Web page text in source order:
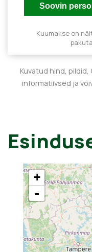
Kuumakse on
Kuvatud hind,
informatiivsed ja
+
-